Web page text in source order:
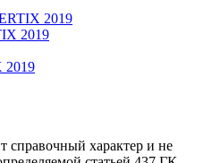
2019
справочный характер и не